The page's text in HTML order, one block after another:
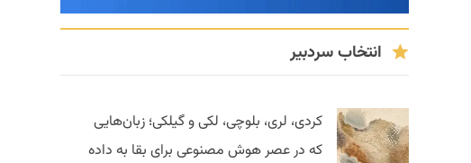
انتخاب سردبیر
کردی، لری، بلوچی، لکی و گیلکی؛ زبان‌هایی
که در عصر هوش مصنوعی برای بقا به داده